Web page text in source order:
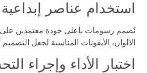
استخدام عناصر إبداعية
نُصمم رسومات بأعلى جودة معتمدين على
الألوان، الأيقونات المناسبة لجعل التصميم
اختبار الأداء وإجراء